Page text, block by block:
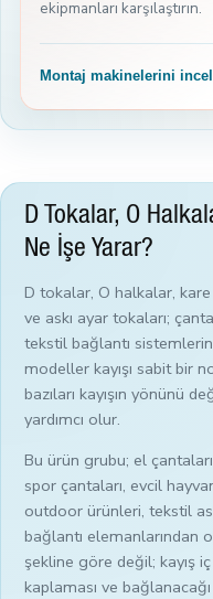
ekipmanları karşılaştırın.
Montaj makinelerini
D Tokalar, O
Ne İşe Yarar?
D tokalar, O halkalar,
ve askı ayar tokaları;
tekstil bağlantı
modeller kayışı sabit bir
bazıları kayışın yönünü
yardımcı olur.
Bu ürün grubu; el
spor çantaları, evcil
outdoor ürünleri, tekstil
bağlantı elemanlarından
şekline göre değil; kayış
kaplaması ve